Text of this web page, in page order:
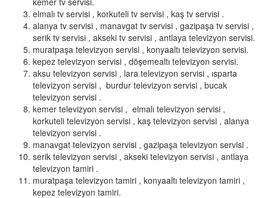
elmalı tv servisi , korkuteli tv servisi , kaş tv servisi .
alanya tv servisi , manavgat tv servisi , gazipaşa tv servisi ,
serik tv servisi , akseki tv servisi , antlaya televizyon servisi.
muratpaşa televizyon servisi , konyaaltı televizyon servisi.
kepez televizyon servisi , döşemealtı televizyon servisi.
aksu televizyon servisi , lara televizyon servisi , ısparta
televizyon servisi , burdur televizyon servisi , bucak
televizyon servisi .
kemer televizyon servisi , elmalı televizyon servisi ,
korkuteli televizyon servisi , kaş televizyon servisi , alanya
televizyon servisi .
manavgat televizyon servisi , gazipaşa televizyon servisi .
serik televizyon servisi , akseki televizyon servisi , antlaya
televizyon tamiri .
muratpaşa televizyon tamiri , konyaaltı televizyon tamiri ,
kepez televizyon tamiri.